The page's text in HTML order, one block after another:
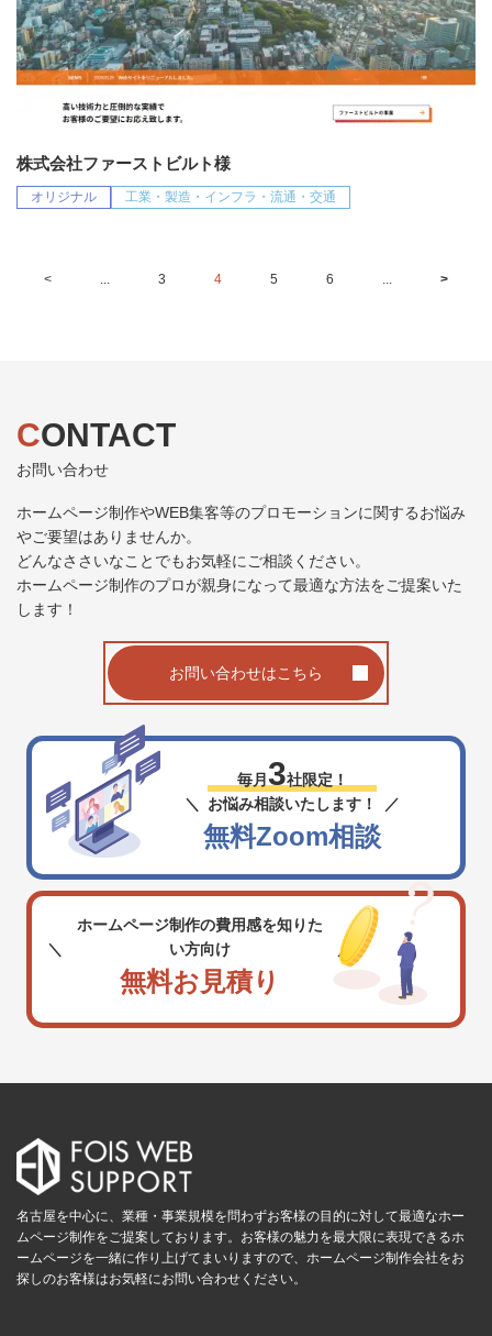
株式会社ファーストビルト様
オリジナル 工業・製造・インフラ・流通・交通
< ... 3 4 5 6 ... >
CONTACT
お問い合わせ
ホームページ制作やWEB集客等のプロモーションに関するお悩み
やご要望はありませんか。
どんなささいなことでもお気軽にご相談ください。
ホームページ制作のプロが親身になって最適な方法をご提案いた
します！
お問い合わせはこちら
毎月 3社限定！
お悩み相談いたします！
無料Zoom相談
ホームページ制作の費用感を知りた
い方向け
無料お見積り
名古屋を中心に、業種・事業規模を問わずお客様の目的に対して最適なホー
ムページ制作をご提案しております。お客様の魅力を最大限に表現できるホ
ームページを一緒に作り上げてまいりますので、ホームページ制作会社をお
探しのお客様はお気軽にお問い合わせください。